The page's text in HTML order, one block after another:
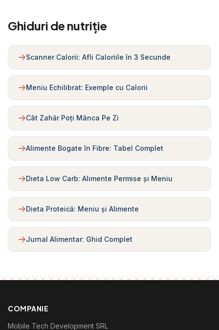
Ghiduri de nutriție
Scanner Calorii: Afli Caloriile în 3 Secunde
Meniu Echilibrat: Exemple cu Calorii
Cât Zahăr Poți Mânca Pe Zi
Alimente Bogate în Fibre: Tabel Complet
Dieta Low Carb: Alimente Permise și Meniu
Dieta Proteică: Meniu și Alimente
Jurnal Alimentar: Ghid Complet
COMPANIE
Mobile Tech Development SRL